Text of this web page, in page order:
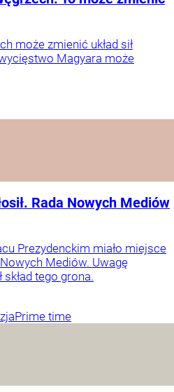
może zmienić układ sił
Magyara może
Rada Nowych Mediów
Prezydenckim miało miejsce
Mediów. Uwagę
tego grona.
Prime time